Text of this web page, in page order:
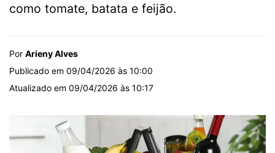
como tomate, batata e feijão.
Por Arieny Alves
Publicado em 09/04/2026 às 10:00
Atualizado em 09/04/2026 às 10:17